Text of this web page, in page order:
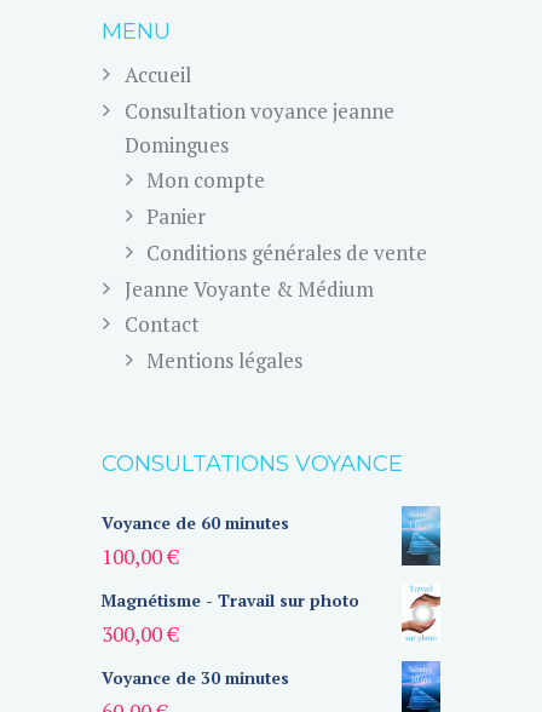
MENU
Accueil
Consultation voyance jeanne
Domingues
Mon compte
Panier
Conditions générales de vente
Jeanne Voyante & Médium
Contact
Mentions légales
CONSULTATIONS VOYANCE
Voyance de 60 minutes
100,00€
Magnétisme - Travail sur photo
300,00€
Voyance de 30 minutes